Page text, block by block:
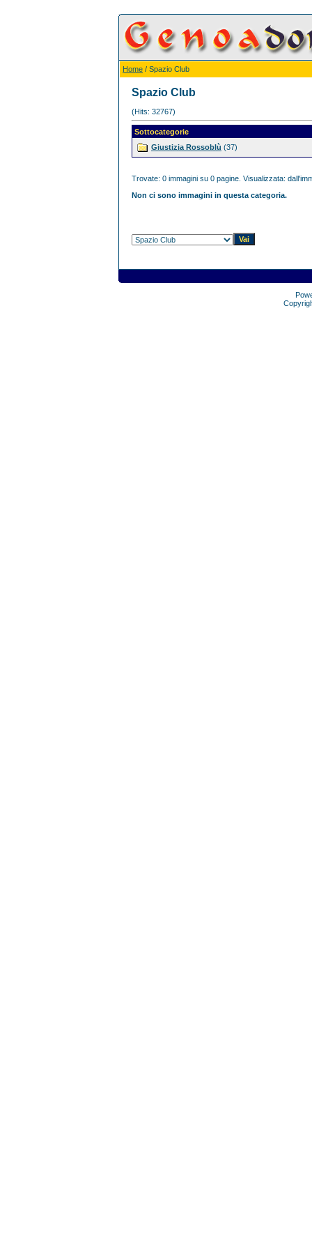
Home / Spazio Club
Spazio Club
(Hits: 32767)
Sottocategorie
Giustizia Rossoblù (37)
Trovate: 0 immagini su 0 pagine. Visualizzata:
Non ci sono immagini in questa categoria.